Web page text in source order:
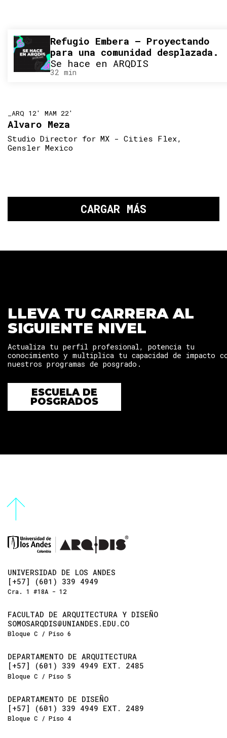
Refugio Embera – Proyectando
para una comunidad desplazada.
Se hace en ARQDIS
32 min
_ARQ 12' MAM 22'
Alvaro Meza
Studio Director for MX - Cities Flex,
Gensler Mexico
CARGAR MÁS
LLEVA TU CARRERA AL
SIGUIENTE NIVEL
Actualiza tu perfil profesional, potencia tu
conocimiento y multiplica tu capacidad de impacto
nuestros programas de posgrado.
ESCUELA DE
POSGRADOS
UNIVERSIDAD DE LOS ANDES
[+57] (601) 339 4949
Cra. 1 #18A - 12
FACULTAD DE ARQUITECTURA Y DISEÑO
SOMOSARQDIS@UNIANDES.EDU.CO
Bloque C / Piso 6
DEPARTAMENTO DE ARQUITECTURA
[+57] (601) 339 4949 EXT. 2485
Bloque C / Piso 5
DEPARTAMENTO DE DISEÑO
[+57] (601) 339 4949 EXT. 2489
Bloque C / Piso 4